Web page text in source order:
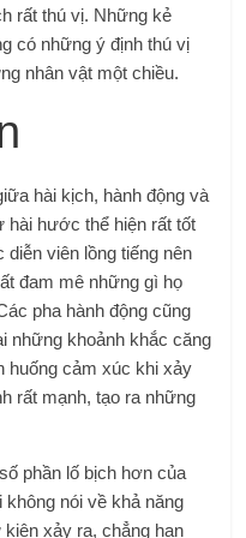
rất thú vị. Những kẻ
có những ý định thú vị
nhân vật một chiều.
hài kịch, hành động và
hài hước thể hiện rất tốt
diễn viên lồng tiếng nên
đam mê những gì họ
pha hành động cũng
những khoảnh khắc căng
huống cảm xúc khi xảy
rất mạnh, tạo ra những
phần lố bịch hơn của
không nói về khả năng
xảy ra, chẳng hạn